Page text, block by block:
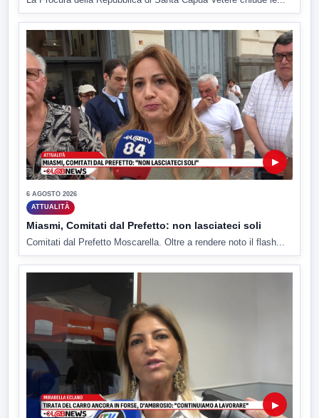
▶
6 AGOSTO 2026
ATTUALITÀ
Miasmi, Comitati dal Prefetto: non lasciateci soli
Comitati dal Prefetto Moscarella. Oltre a rendere noto il flash...
▶